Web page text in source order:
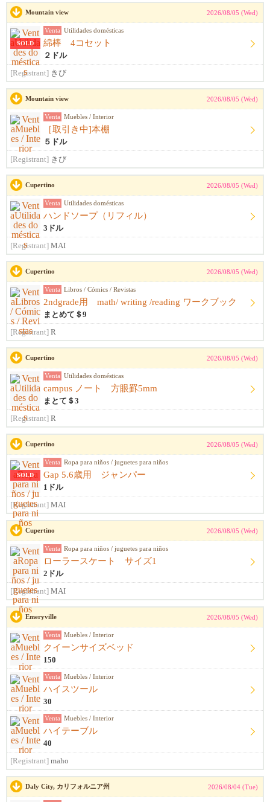
Mountain view 2026/08/05 (Wed)
SOLD
Venta Utilidades domésticas
綿棒 4コセット
２ドル
[Registrant] きび
Mountain view 2026/08/05 (Wed)
Venta Muebles / Interior
［取引き中]本棚
５ドル
[Registrant] きび
Cupertino 2026/08/05 (Wed)
Venta Utilidades domésticas
ハンドソープ（リフィル）
3ドル
[Registrant] MAI
Cupertino 2026/08/05 (Wed)
Venta Libros / Cómics / Revistas
2ndgrade用 math/ writing /reading ワークブック
まとめて＄9
[Registrant] R
Cupertino 2026/08/05 (Wed)
Venta Utilidades domésticas
campus ノート 方眼罫5mm
まとて＄3
[Registrant] R
Cupertino 2026/08/05 (Wed)
SOLD
Venta Ropa para niños / juguetes para niños
Gap 5.6歳用 ジャンパー
1ドル
[Registrant] MAI
Cupertino 2026/08/05 (Wed)
Venta Ropa para niños / juguetes para niños
ローラースケート サイズ1
2ドル
[Registrant] MAI
Emeryville 2026/08/05 (Wed)
Venta Muebles / Interior
クイーンサイズベッド
150
Venta Muebles / Interior
ハイスツール
30
Venta Muebles / Interior
ハイテーブル
40
[Registrant] maho
Daly City, カリフォルニア州 2026/08/04 (Tue)